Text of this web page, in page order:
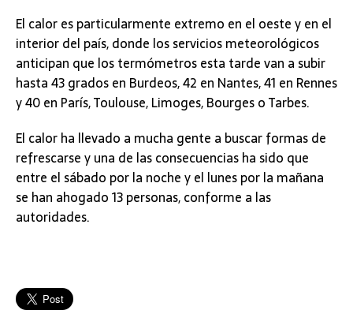
El calor es particularmente extremo en el oeste y en el
interior del país, donde los servicios meteorológicos
anticipan que los termómetros esta tarde van a subir
hasta 43 grados en Burdeos, 42 en Nantes, 41 en Rennes
y 40 en París, Toulouse, Limoges, Bourges o Tarbes.
El calor ha llevado a mucha gente a buscar formas de
refrescarse y una de las consecuencias ha sido que
entre el sábado por la noche y el lunes por la mañana
se han ahogado 13 personas, conforme a las
autoridades.